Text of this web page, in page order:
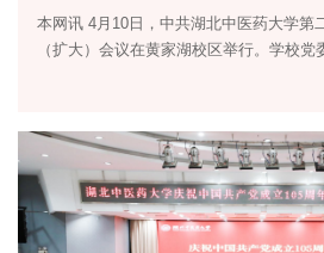
本网讯 4月10日，中共湖北中医药大学第
（扩大）会议在黄家湖校区举行。学校
林主持。 中共湖北中医药大学第二届委
议现场党委书记刘松林主持会议并作常委
议了党委常委会2025年工作报告，审议
学委员会关于制定学校“...